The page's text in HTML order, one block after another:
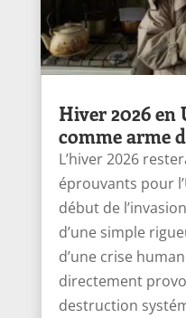
Hiver 2026 en
comme arme
L’hiver 2026
éprouvants pour
début de
d’une simple
d’une crise
directement
destruction